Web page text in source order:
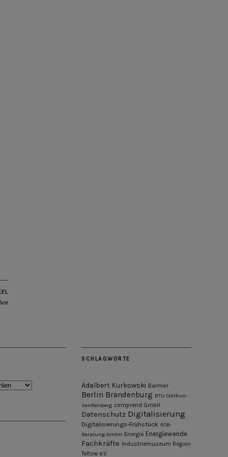
SCHLAGWORTE
Adalbert Kurkowski Barmer
Berlin Brandenburg BTU Cottbus-
Senftenberg comprend GmbH
Datenschutz Digitalisierung
Digitalisierungs-Frühstück ECB-
Beratung GmbH Energie Energiewende
Fachkräfte Industriemuseum Region
Teltow e.V.